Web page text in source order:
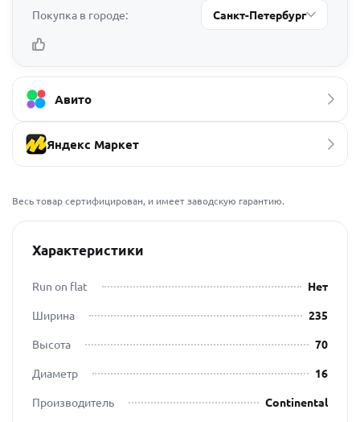
Покупка в городе: Санкт-Петербург
Авито
Яндекс Маркет
Весь товар сертифицирован, и имеет заводскую гарантию.
Характеристики
Run on flat
Нет
Ширина
235
Высота
70
Диаметр
16
Производитель
Continental